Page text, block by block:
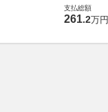
支払総額
261.2万円